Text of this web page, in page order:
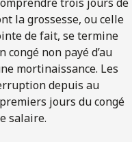
la grossesse, ou celle
de fait, se termine
congé non payé d’au
mortinaissance. Les
depuis au
jours du congé
salaire.